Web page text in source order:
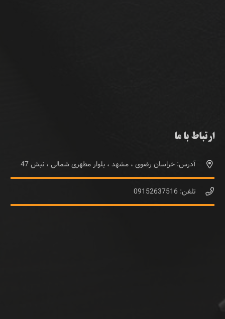
ارتباط با ما
آدرس: خراسان رضوی ، مشهد ، بلوار مطهری شمالی ، نبش 47
تلفن: 09152637516